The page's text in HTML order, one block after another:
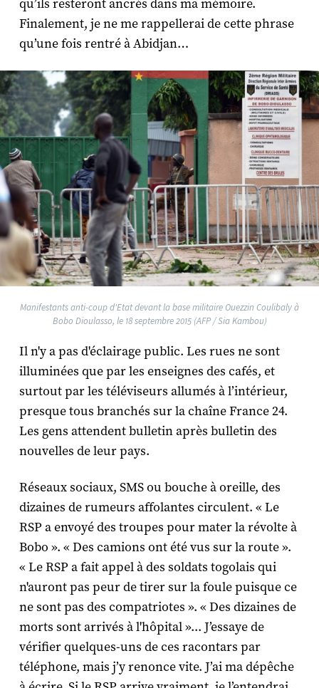
qu’ils resteront ancrés dans ma mémoire.
Finalement, je ne me rappellerai de cette phrase
qu’une fois rentré à Abidjan…
Manifestants anti-coup d'Etat devant la base militaire Ouezzin Coulibaly à
Bobo Dioulasso, le 18 septembre 2015 (AFP / Sia Kambou)
Il n'y a pas d'éclairage public. Les rues ne sont
illuminées que par les enseignes des cafés, et
surtout par les téléviseurs allumés à l’intérieur,
presque tous branchés sur la chaîne France 24.
Les gens attendent bulletin après bulletin des
nouvelles de leur pays.
Réseaux sociaux, SMS ou bouche à oreille, des
dizaines de rumeurs affolantes circulent. « Le
RSP a envoyé des troupes pour mater la révolte à
Bobo ». « Des camions ont été vus sur la route ».
« Le RSP a fait appel à des soldats togolais qui
n'auront pas peur de tirer sur la foule puisque ce
ne sont pas des compatriotes ». « Des dizaines de
morts sont arrivés à l'hôpital »... J’essaye de
vérifier quelques-uns de ces racontars par
téléphone, mais j’y renonce vite. J’ai ma dépêche